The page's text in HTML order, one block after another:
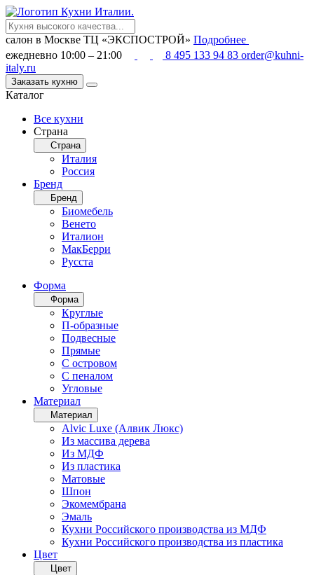
салон в Москве ТЦ «ЭКСПОСТРОЙ» Подробнее
ежедневно 10:00 – 21:00
8 495 133 94 83 order@kuhni-
italy.ru
Заказать кухню
Каталог
Все кухни
Страна
Страна
Италия
Россия
Бренд
Бренд
Биомебель
Венето
Италион
МакБерри
Русста
Форма
Форма
Круглые
П-образные
Подвесные
Прямые
С островом
С пеналом
Угловые
Материал
Материал
Alvic Luxe (Алвик Люкс)
Из массива дерева
Из МДФ
Из пластика
Матовые
Шпон
Экомембрана
Эмаль
Кухни Российского производства из МДФ
Кухни Российского производства из пластика
Цвет
Цвет